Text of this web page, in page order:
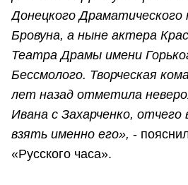
Донецкого
Бровуна, а ныне актера
Театра Драмы имени
Бессмолого. Творческая
лет назад отметила
Ивана с Захарченко, отчего
взять именно его», -
«Русского часа».